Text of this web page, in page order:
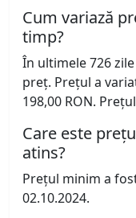
Cum variază
timp?
În ultimele 726
preț. Prețul a
198,00 RON.
Care este
atins?
Prețul minim a
02.10.2024.